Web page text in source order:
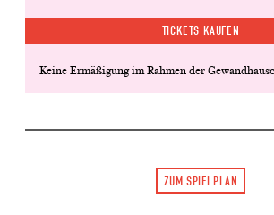
TICKETS KAUFEN
Keine Ermäßigung im Rahmen der
ZUM SPIELPLAN